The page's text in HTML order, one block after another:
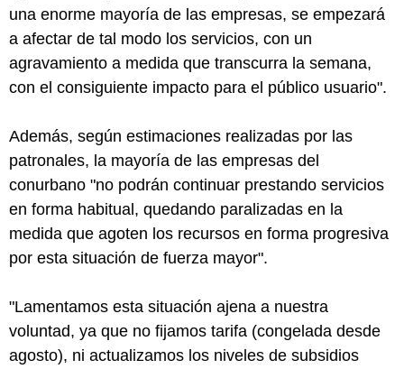
una enorme mayoría de las empresas, se empezará
a afectar de tal modo los servicios, con un
agravamiento a medida que transcurra la semana,
con el consiguiente impacto para el público usuario".
Además, según estimaciones realizadas por las
patronales, la mayoría de las empresas del
conurbano "no podrán continuar prestando servicios
en forma habitual, quedando paralizadas en la
medida que agoten los recursos en forma progresiva
por esta situación de fuerza mayor".
"Lamentamos esta situación ajena a nuestra
voluntad, ya que no fijamos tarifa (congelada desde
agosto), ni actualizamos los niveles de subsidios